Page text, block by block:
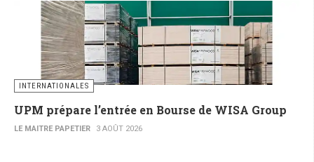
INTERNATIONALES
UPM prépare l’entrée en Bourse de WISA Group
LE MAITRE PAPETIER 3 AOÛT 2026